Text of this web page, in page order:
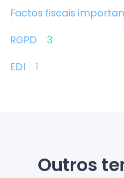
Factos fiscais
RGPD
3
EDI
1
Outros